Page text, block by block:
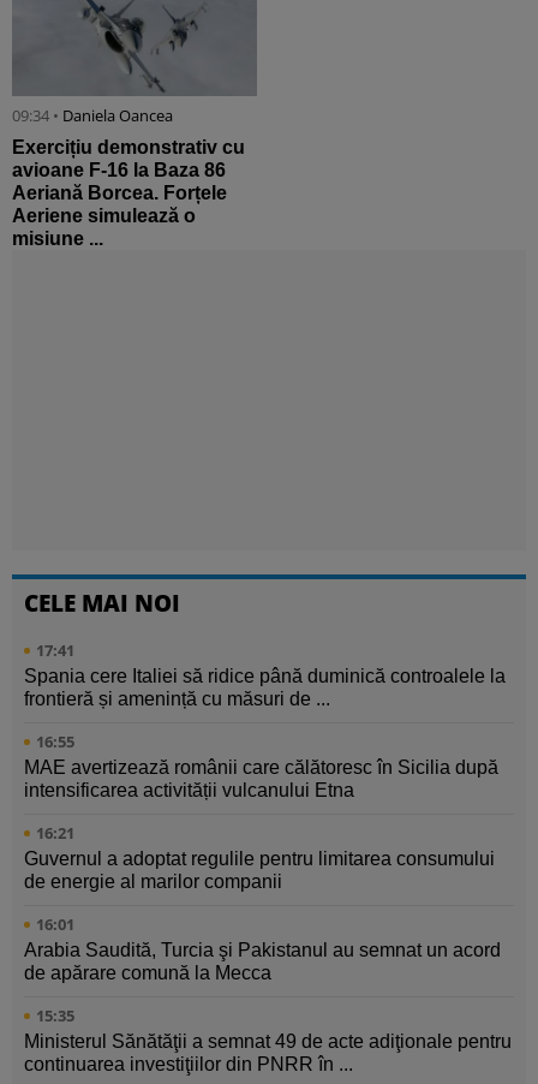
09:34 • Daniela Oancea
Exercițiu demonstrativ cu
avioane F-16 la Baza 86
Aeriană Borcea. Forțele
Aeriene simulează o
misiune ...
CELE MAI NOI
17:41
Spania cere Italiei să ridice până duminică controalele la
frontieră și amenință cu măsuri de ...
16:55
MAE avertizează românii care călătoresc în Sicilia după
intensificarea activității vulcanului Etna
16:21
Guvernul a adoptat regulile pentru limitarea consumului
de energie al marilor companii
16:01
Arabia Saudită, Turcia şi Pakistanul au semnat un acord
de apărare comună la Mecca
15:35
Ministerul Sănătăţii a semnat 49 de acte adiţionale pentru
continuarea investiţiilor din PNRR în ...